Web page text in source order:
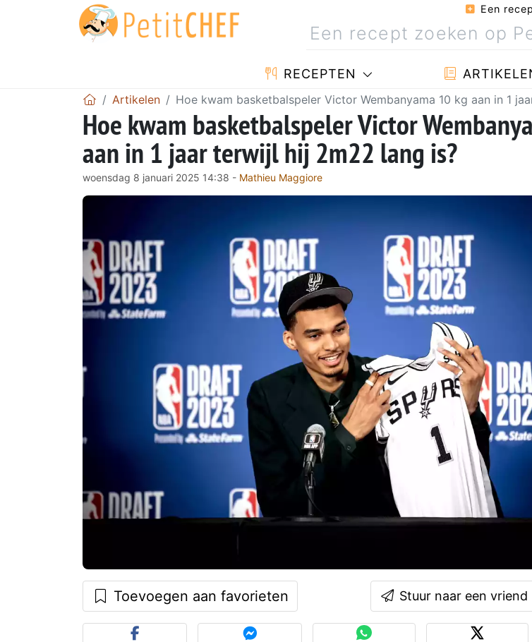
Een
RECEPTEN
Artikelen Hoe kwam basketbalspeler Victor Wembanyama 10 kg aan in 1
Hoe kwam basketbalspeler Victor
aan in 1 jaar terwijl hij 2m22 lang is?
woensdag 8 januari 2025 14:38 - Mathieu Maggiore
Toevoegen aan favorieten Stuur naar een vriend